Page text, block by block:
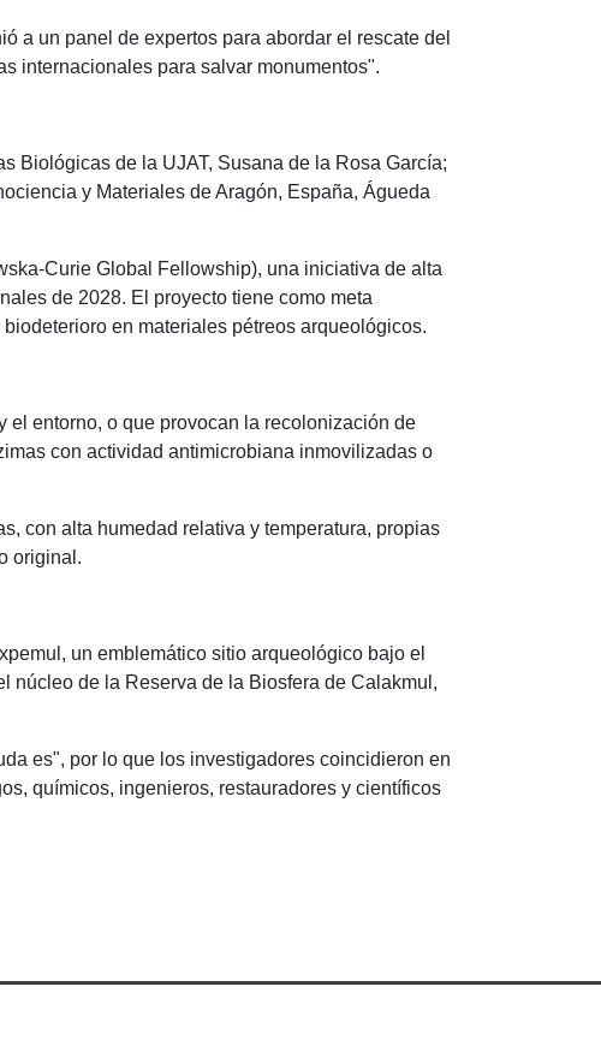
a un panel de expertos para abordar el rescate del
internacionales para salvar monumentos".
Biológicas de la UJAT, Susana de la Rosa García;
y Materiales de Aragón, España, Águeda
Curie Global Fellowship), una iniciativa de alta
de 2028. El proyecto tiene como meta
en materiales pétreos arqueológicos.
el entorno, o que provocan la recolonización de
con actividad antimicrobiana inmovilizadas o
con alta humedad relativa y temperatura, propias
original.
un emblemático sitio arqueológico bajo el
núcleo de la Reserva de la Biosfera de Calakmul,
es", por lo que los investigadores coincidieron en
químicos, ingenieros, restauradores y científicos